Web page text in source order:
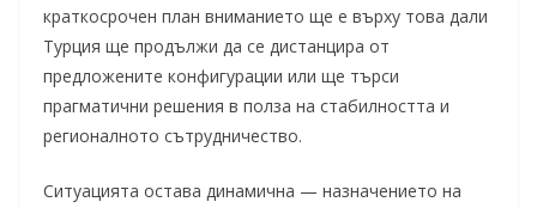
краткосрочен план вниманието ще е върху това дали
Турция ще продължи да се дистанцира от
предложените конфигурации или ще търси
прагматични решения в полза на стабилността и
регионалното сътрудничество.
Ситуацията остава динамична — назначението на